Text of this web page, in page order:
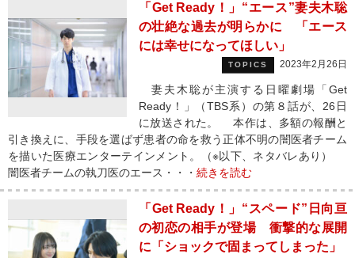
「Get Ready！」“エース”妻夫木聡
の壮絶な過去が明らかに 「エース
には幸せになってほしい」
TOPICS 2023年2月26日
妻夫木聡が主演する日曜劇場「Get
Ready！」（TBS系）の第８話が、26日
に放送された。 本作は、多額の報酬と
引き換えに、手段を選ばず患者の命を救う正体不明の闇医者チーム
を描いた医療エンターテインメント。（※以下、ネタバレあり）
闇医者チームの執刀医のエース・・・ 続きを読む
「Get Ready！」“スペード”日向亘
の初恋の相手が登場 衝撃的な展開
に「ショックで固まってしまった」